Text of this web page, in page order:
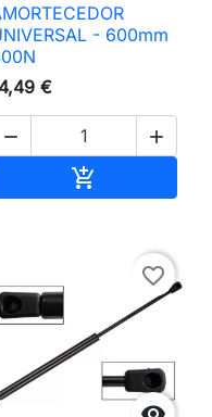
- 600mm
€
 

favorite_border